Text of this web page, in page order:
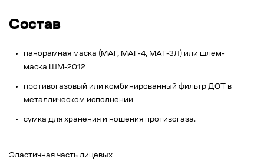
Состав
панорамная маска (МАГ, МАГ-4, МАГ-3Л) или шлем-
маска ШМ-2012
противогазовый или комбинированный фильтр ДОТ в
металлическом исполнении
сумка для хранения и ношения противогаза.
Эластичная часть лицевых